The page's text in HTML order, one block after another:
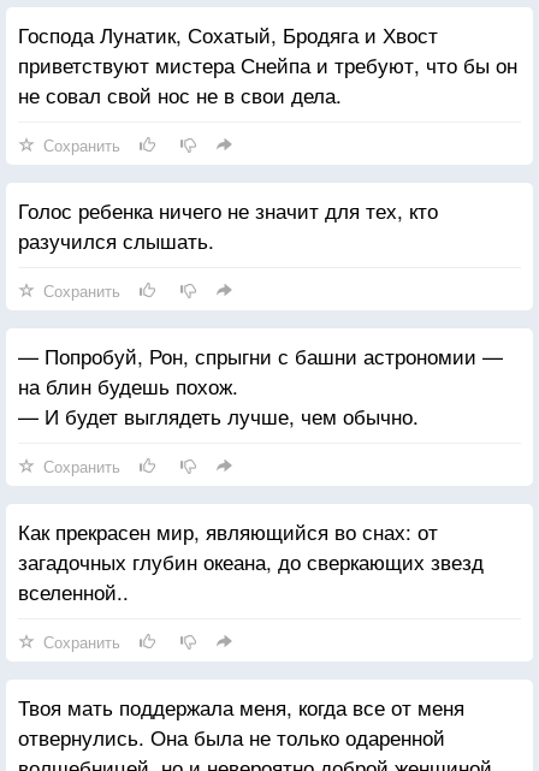
Господа Лунатик, Сохатый, Бродяга и Хвост
приветствуют мистера Снейпа и требуют, что бы он
не совал свой нос не в свои дела.
Сохранить
Голос ребенка ничего не значит для тех, кто
разучился слышать.
Сохранить
— Попробуй, Рон, спрыгни с башни астрономии —
на блин будешь похож.
— И будет выглядеть лучше, чем обычно.
Сохранить
Как прекрасен мир, являющийся во снах: от
загадочных глубин океана, до сверкающих звезд
вселенной..
Сохранить
Твоя мать поддержала меня, когда все от меня
отвернулись. Она была не только одаренной